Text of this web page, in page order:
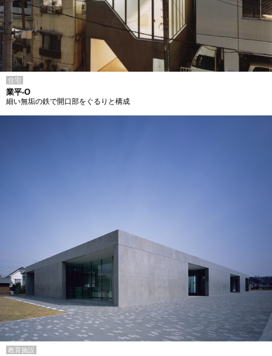
住宅
業平-O
細い無垢の鉄で開口部をぐるりと構成
教育施設